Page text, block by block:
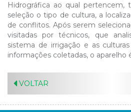
Hidrográfica ao qual pertencem,
seleção o tipo de cultura, a
de conflitos. Após serem
visitadas por técnicos, que
sistema de irrigação e as
informações coletadas, o aparelho
VOLTAR